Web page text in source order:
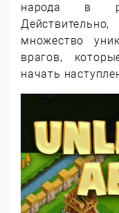
народа в
множество
врагов,
начать